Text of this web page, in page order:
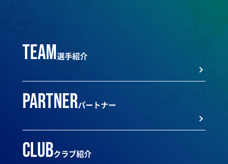
team選手紹介
partnerパートナー
clubクラブ紹介